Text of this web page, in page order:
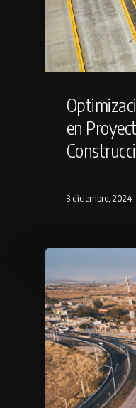
en
3 diciembre, 2024